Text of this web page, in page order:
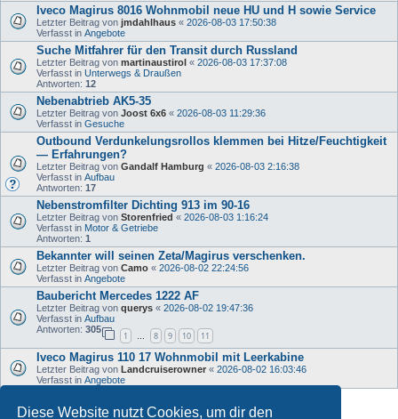
Diese Website nutzt Cookies, um dir den
Iveco Magirus 8016 Wohnmobil neue HU und H sowie Service
Letzter Beitrag von jmdahlhaus « 2026-08-03 17:50:38
Verfasst in Angebote
Suche Mitfahrer für den Transit durch Russland
Letzter Beitrag von martinaustirol « 2026-08-03 17:37:08
Verfasst in Unterwegs & Draußen
Antworten: 12
Nebenabtrieb AK5-35
Letzter Beitrag von Joost 6x6 « 2026-08-03 11:29:36
Verfasst in Gesuche
Outbound Verdunkelungsrollos klemmen bei Hitze/Feuchtigkeit
— Erfahrungen?
Letzter Beitrag von Gandalf Hamburg « 2026-08-03 2:16:38
Verfasst in Aufbau
Antworten: 17
Nebenstromfilter Dichting 913 im 90-16
Letzter Beitrag von Storenfried « 2026-08-03 1:16:24
Verfasst in Motor & Getriebe
Antworten: 1
Bekannter will seinen Zeta/Magirus verschenken.
Letzter Beitrag von Camo « 2026-08-02 22:24:56
Verfasst in Angebote
Baubericht Mercedes 1222 AF
Letzter Beitrag von querys « 2026-08-02 19:47:36
Verfasst in Aufbau
Antworten: 305
1 … 8 9 10 11
Iveco Magirus 110 17 Wohnmobil mit Leerkabine
Letzter Beitrag von Landcruiserowner « 2026-08-02 16:03:46
Verfasst in Angebote